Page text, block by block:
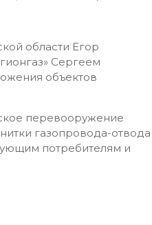
области Егор
Сергеем
объектов
перевооружение
газопровода-отвода
потребителям и